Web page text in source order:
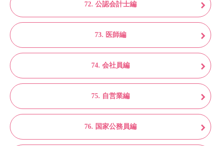
72. 公認会計士編
73. 医師編
74. 会社員編
75. 自営業編
76. 国家公務員編